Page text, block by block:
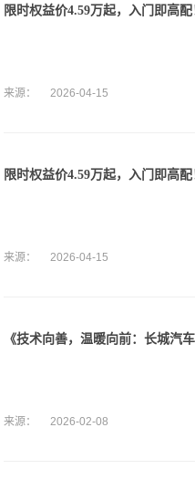
限时权益价4.59万起，入门即高
来源： 2026-04-15
限时权益价4.59万起，入门即高
来源： 2026-04-15
《技术向善，温暖向前：长城汽
来源： 2026-02-08